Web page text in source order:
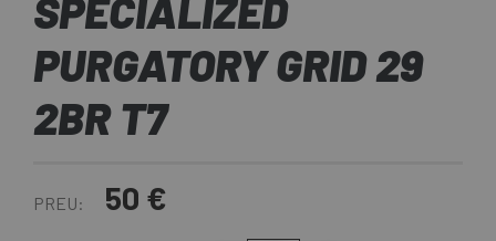
SPECIALIZED
PURGATORY GRID 29
2BR T7
PREU: 50 €